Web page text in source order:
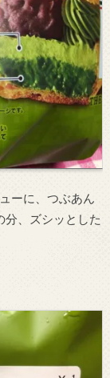
ーに、つぶあん
分、ズシッとした